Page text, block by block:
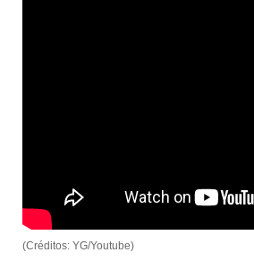
(Créditos: YG/Youtube)